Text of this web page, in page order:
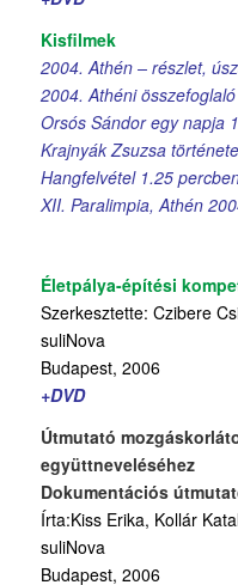
Kisfilmek
2004. Athén – részlet,
2004. Athéni
Orsós Sándor egy napja
Krajnyák Zsuzsa
Hangfelvétel 1.25
XII. Paralimpia, Athén
Életpálya-építési
Szerkesztette: Czibere
suliNova
Budapest, 2006
+DVD
Útmutató
együttneveléséhez
Dokumentációs
Írta:Kiss Erika, Kollár
suliNova
Budapest, 2006